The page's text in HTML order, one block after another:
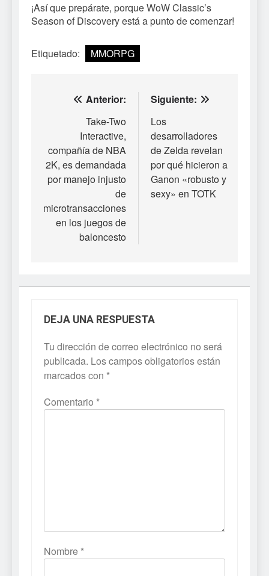
¡Así que prepárate, porque WoW Classic’s
Season of Discovery está a punto de comenzar!
Etiquetado: MMORPG
Navegación
entradas
Anterior:
Take-Two
Interactive,
compañía de NBA
2K, es demandada
por manejo injusto
de
microtransacciones
en los juegos de
baloncesto
Siguiente:
Los
desarrolladores
de Zelda revelan
por qué hicieron a
Ganon «robusto y
sexy» en TOTK
DEJA UNA RESPUESTA
Tu dirección de correo electrónico no será
publicada. Los campos obligatorios están
marcados con *
Comentario *
Nombre *